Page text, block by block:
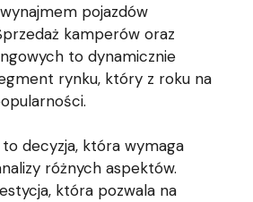
pojazdów
kamperów oraz
to dynamicznie
rynku, który z roku na
decyzja, która wymaga
różnych aspektów.
która pozwala na